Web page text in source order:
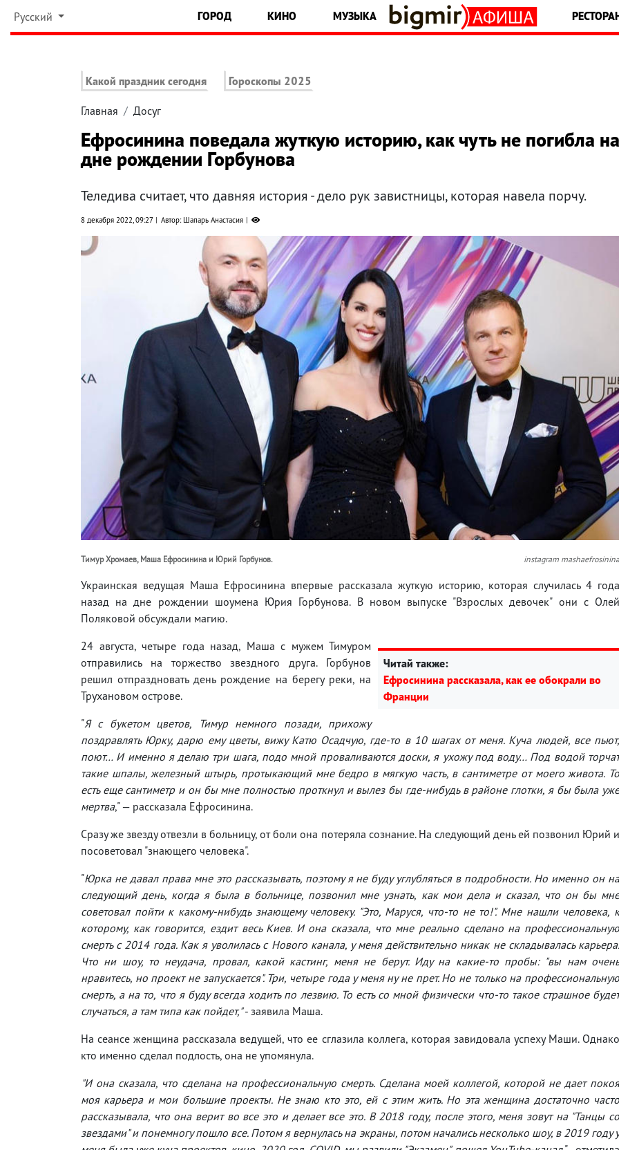
Русский ГОРОД КИНО МУЗЫКА
Какой праздник сегодня Гороскопы 2025
Главная Досуг
Ефросинина поведала жуткую историю, как чуть не погибла на
дне рождении Горбунова
Теледива считает, что давняя история - дело рук завистницы, которая навела порчу.
8 декабря 2022, 09:27 Автор: Шапарь Анастасия
Тимур Хромаев, Маша Ефросинина и Юрий Горбунов. instagram mashaefrosinina
Украинская ведущая Маша Ефросинина впервые рассказала жуткую историю, которая случилась 4 года
назад на дне рождении шоумена Юрия Горбунова. В новом выпуске "Взрослых девочек" они с Олей
Поляковой обсуждали магию.
Читай также:
Ефросинина рассказала, как ее обокрали во
Франции
24 августа, четыре года назад, Маша с мужем Тимуром
отправились на торжество звездного друга. Горбунов
решил отпраздновать день рождение на берегу реки, на
Трухановом острове.
"Я с букетом цветов, Тимур немного позади, прихожу
поздравлять Юрку, дарю ему цветы, вижу Катю Осадчую, где-то в 10 шагах от меня. Куча людей, все пьют,
поют… И именно я делаю три шага, подо мной проваливаются доски, я ухожу под воду… Под водой торчат
такие шпалы, железный штырь, протыкающий мне бедро в мягкую часть, в сантиметре от моего живота. То
есть еще сантиметр и он бы мне полностью проткнул и вылез бы где-нибудь в районе глотки, я бы была уже
мертва," — рассказала Ефросинина.
Сразу же звезду отвезли в больницу, от боли она потеряла сознание. На следующий день ей позвонил Юрий и
посоветовал "знающего человека".
"Юрка не давал права мне это рассказывать, поэтому я не буду углубляться в подробности. Но именно он на
следующий день, когда я была в больнице, позвонил мне узнать, как мои дела и сказал, что он бы мне
советовал пойти к какому-нибудь знающему человеку. "Это, Маруся, что-то не то!". Мне нашли человека, к
которому, как говорится, ездит весь Киев. И она сказала, что мне реально сделано на профессиональную
смерть с 2014 года. Как я уволилась с Нового канала, у меня действительно никак не складывалась карьера.
Что ни шоу, то неудача, провал, какой кастинг, меня не берут. Иду на какие-то пробы: "вы нам очень
нравитесь, но проект не запускается". Три, четыре года у меня ну не прет. Но не только на профессиональную
смерть, а на то, что я буду всегда ходить по лезвию. То есть со мной физически что-то такое страшное будет
случаться, а там типа как пойдет,"- заявила Маша.
На сеансе женщина рассказала ведущей, что ее сглазила коллега, которая завидовала успеху Маши. Однако
кто именно сделал подлость, она не упомянула.
"И она сказала, что сделана на профессиональную смерть. Сделана моей коллегой, которой не дает покоя
моя карьера и мои большие проекты. Не знаю кто это, ей с этим жить. Но эта женщина достаточно часто
рассказывала, что она верит во все это и делает все это. В 2018 году, после этого, меня зовут на "Танцы со
звездами" и понемногу пошло все. Потом я вернулась на экраны, потом начались несколько шоу, в 2019 году у